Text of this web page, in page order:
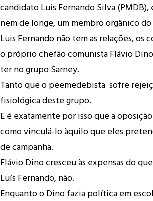
candidato Luis Fernando Silva
nem de longe, um membro orgânico
Luis Fernando não tem as relações, os
o próprio chefão comunista Flávio
ter no grupo Sarney.
Tanto que o peemedebista sofre
fisiológica deste grupo.
E é exatamente por isso que a
como vinculá-lo àquilo que eles
de campanha.
Flávio Dino cresceu às expensas do
Luís Fernando, não.
Enquanto o Dino fazia política em